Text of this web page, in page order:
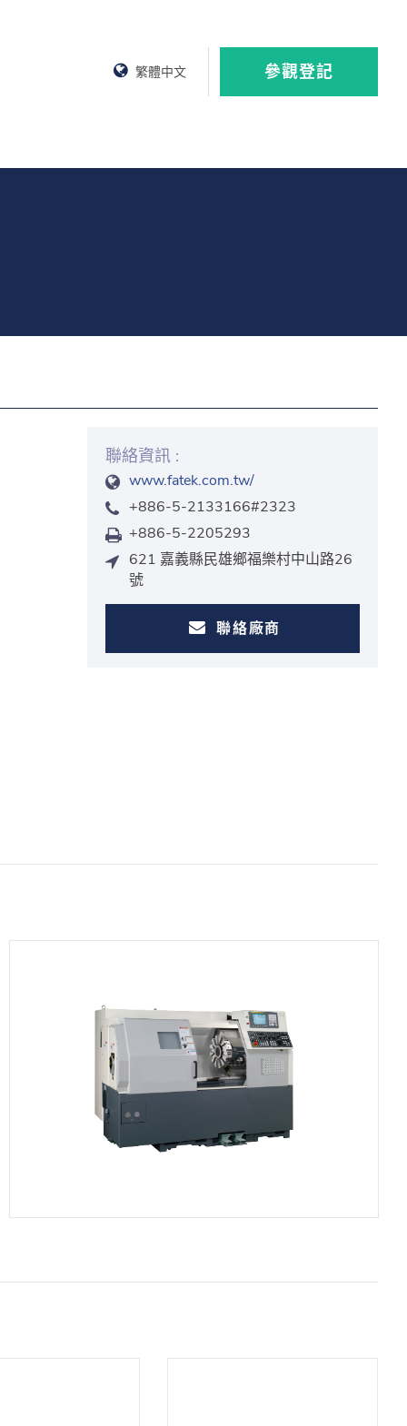
繁體中文 參觀登記
聯絡資訊 :
www.fatek.com.tw/
+886-5-2133166#2323
+886-5-2205293
621 嘉義縣民雄鄉福樂村中山路26
號
聯絡廠商